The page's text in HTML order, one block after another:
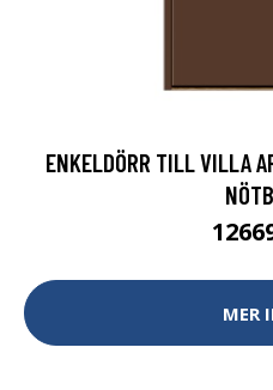
ENKELDÖRR TILL VILLA
MER